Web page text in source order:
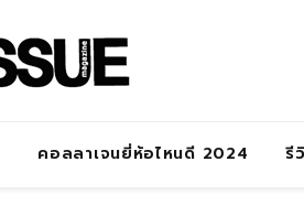
คอลลาเจนยี่ห้อไหนดี 2024 รี